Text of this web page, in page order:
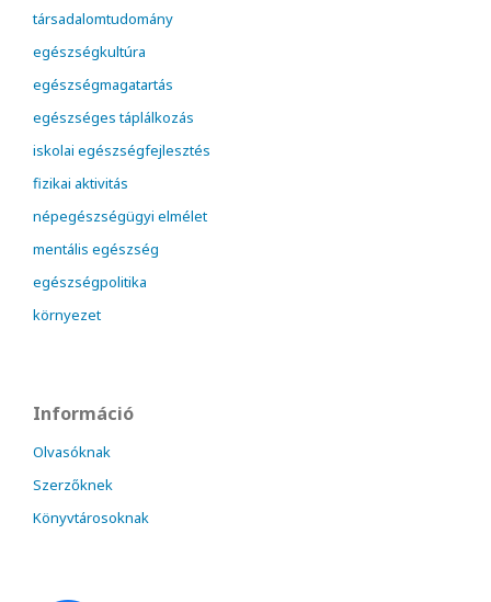
társadalomtudomány
egészségkultúra
egészségmagatartás
egészséges táplálkozás
iskolai egészségfejlesztés
fizikai aktivitás
népegészségügyi elmélet
mentális egészség
egészségpolitika
környezet
Információ
Olvasóknak
Szerzőknek
Könyvtárosoknak